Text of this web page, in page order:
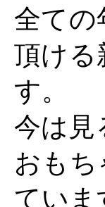
全ての
頂ける
す。
今は見
おも
ていま